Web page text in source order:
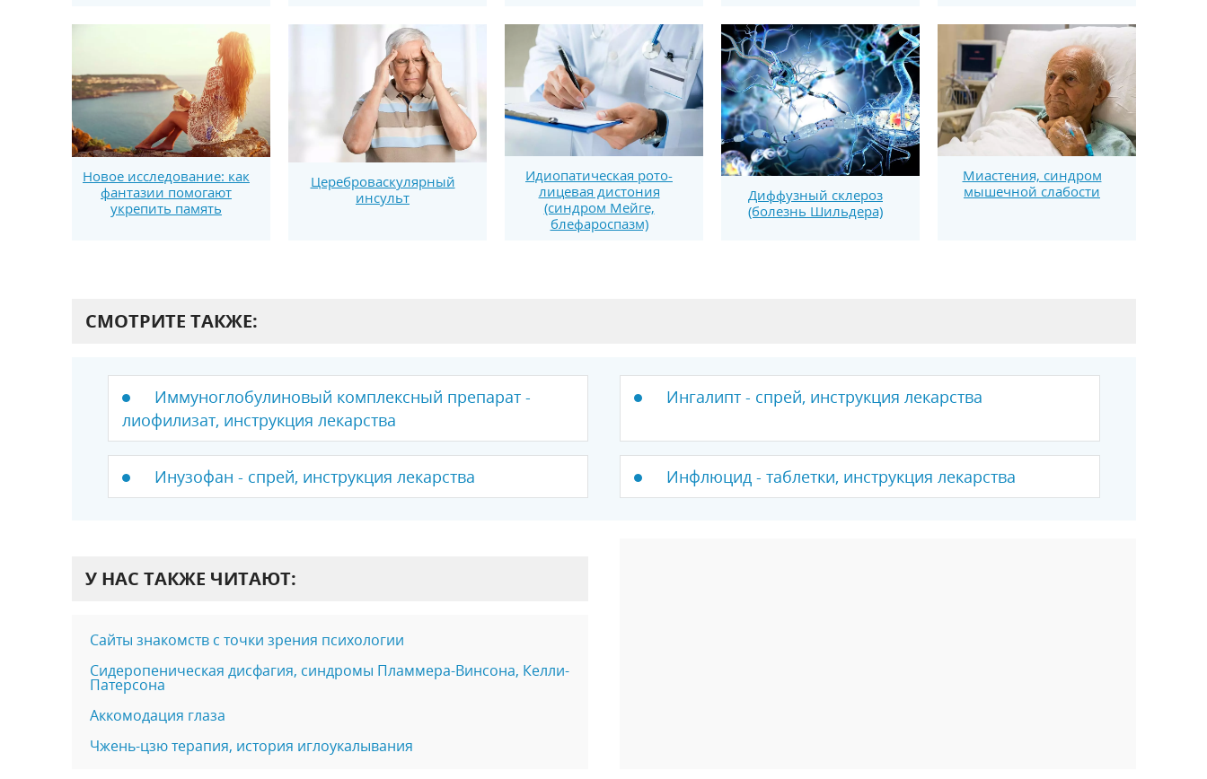
Новое исследование: как
фантазии помогают
укрепить память
Цереброваскулярный
инсульт
Идиопатическая рото-
лицевая дистония
(синдром Мейге,
блефароспазм)
Диффузный склероз
(болезнь Шильдера)
Миастения, синдром
мышечной слабости
СМОТРИТЕ ТАКЖЕ:
Иммуноглобулиновый комплексный препарат -
лиофилизат, инструкция лекарства
Ингалипт - спрей, инструкция лекарства
Инузофан - спрей, инструкция лекарства Инфлюцид - таблетки, инструкция лекарства
У НАС ТАКЖЕ ЧИТАЮТ:
Сайты знакомств с точки зрения психологии
Сидеропеническая дисфагия, синдромы Пламмера-Винсона, Келли-
Патерсона
Аккомодация глаза
Чжень-цзю терапия, история иглоукалывания